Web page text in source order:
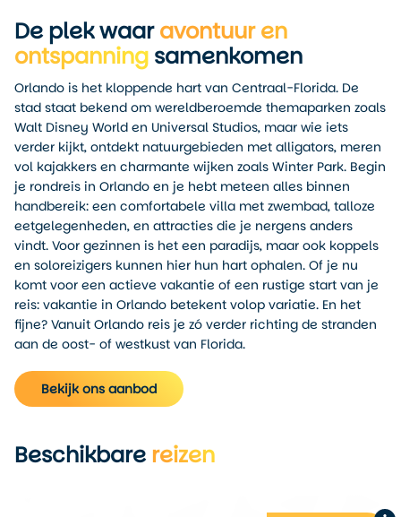
De plek waaravontuur en
ontspanning samenkomen
Orlando is het kloppende hart van Centraal-Florida. De
stad staat bekend om wereldberoemde themaparken zoals
Walt Disney World en Universal Studios, maar wie iets
verder kijkt, ontdekt natuurgebieden met alligators, meren
vol kajakkers en charmante wijken zoals Winter Park. Begin
je rondreis in Orlando en je hebt meteen alles binnen
handbereik: een comfortabele villa met zwembad, talloze
eetgelegenheden, en attracties die je nergens anders
vindt. Voor gezinnen is het een paradijs, maar ook koppels
en soloreizigers kunnen hier hun hart ophalen. Of je nu
komt voor een actieve vakantie of een rustige start van je
reis: vakantie in Orlando betekent volop variatie. En het
fijne? Vanuit Orlando reis je zó verder richting de stranden
aan de oost- of westkust van Florida.
Bekijk ons aanbod
Beschikbarereizen